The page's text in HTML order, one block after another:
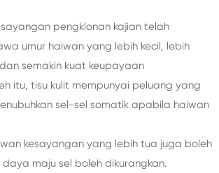
pengklonan kajian telah
umur haiwan yang lebih kecil, lebih
semakin kuat keupayaan
itu, tisu kulit mempunyai peluang yang
sel-sel somatik apabila haiwan
kesayangan yang lebih tua juga boleh
maju sel boleh dikurangkan.